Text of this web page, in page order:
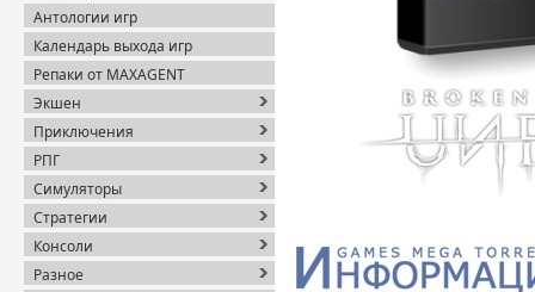
Антологии игр
Календарь выхода игр
Репаки от MAXAGENT
Экшен
Приключения
РПГ
Симуляторы
Стратегии
Консоли
Разное